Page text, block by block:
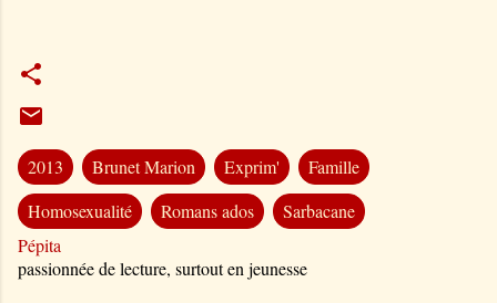
2013 Brunet Marion Exprim'
Famille
Homosexualité
Romans ados
Sarbacane
Pépita
passionnée de lecture, surtout en jeunesse